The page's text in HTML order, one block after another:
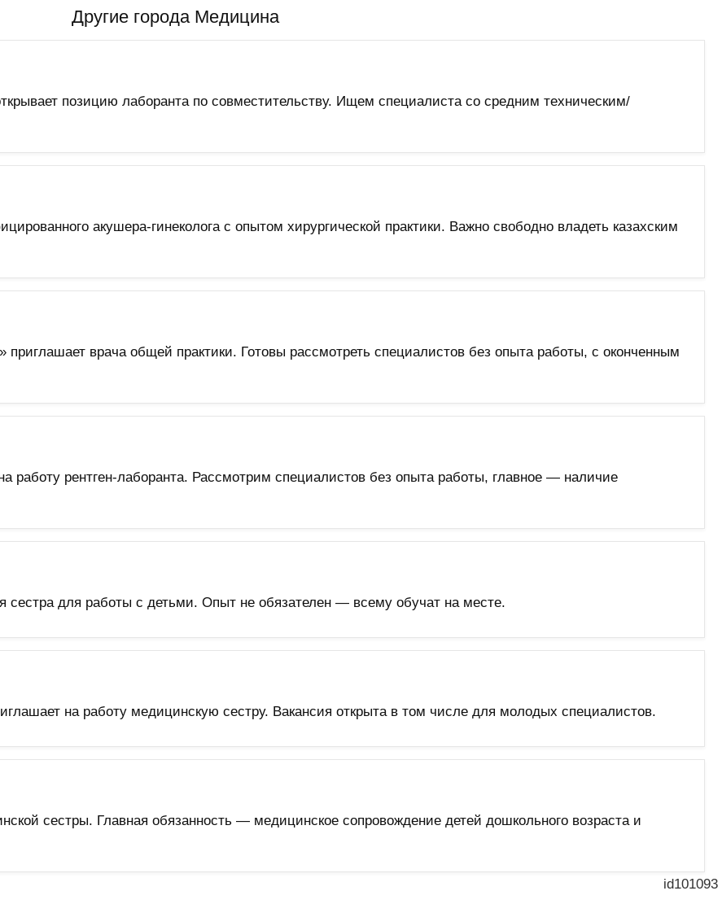
Другие города Медицина
позицию лаборанта по совместительству. Ищем специалиста со средним техническим/
акушера-гинеколога с опытом хирургической практики. Важно свободно владеть казахским
врача общей практики. Готовы рассмотреть специалистов без опыта работы, с оконченным
работу рентген-лаборанта. Рассмотрим специалистов без опыта работы, главное — наличие
для работы с детьми. Опыт не обязателен — всему обучат на месте.
на работу медицинскую сестру. Вакансия открыта в том числе для молодых специалистов.
сестры. Главная обязанность — медицинское сопровождение детей дошкольного возраста и
id101093